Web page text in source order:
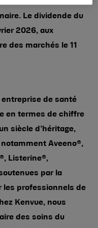
Le dividende du
2026, aux
des marchés le 11
entreprise de santé
en termes de chiffre
siècle d’héritage,
Aveeno®,
Listerine®,
par la
les professionnels de
Kenvue, nous
des soins du